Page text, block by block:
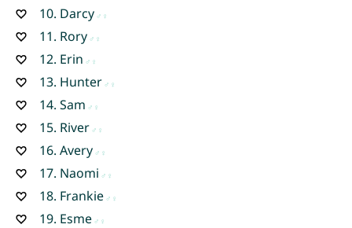
10. Darcy
11. Rory
12. Erin
13. Hunter
14. Sam
15. River
16. Avery
17. Naomi
18. Frankie
19. Esme